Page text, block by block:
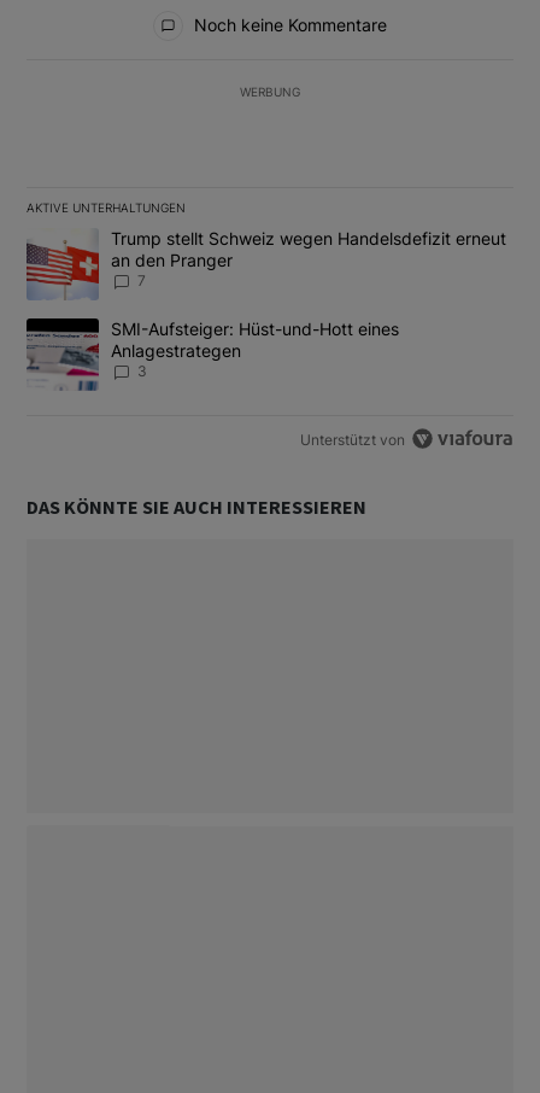
Noch keine Kommentare
WERBUNG
AKTIVE UNTERHALTUNGEN
Ein Trendartikel mit dem Titel "Trump stellt Schweiz wegen
Trump stellt Schweiz wegen Handelsdefizit erneut
an den Pranger
7
Ein Trendartikel mit dem Titel "SMI-Aufsteiger: Hüst-und-Hott
SMI-Aufsteiger: Hüst-und-Hott eines
Anlagestrategen
3
Unterstützt von
DAS KÖNNTE SIE AUCH INTERESSIEREN